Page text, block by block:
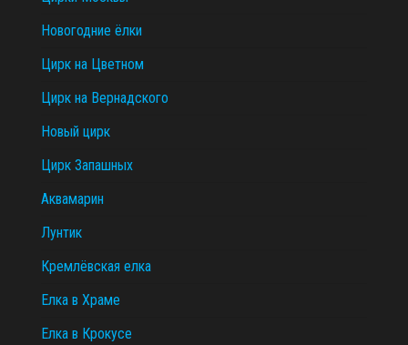
Новогодние ёлки
Цирк на Цветном
Цирк на Вернадского
Новый цирк
Цирк Запашных
Аквамарин
Лунтик
Кремлёвская елка
Елка в Храме
Елка в Крокусе